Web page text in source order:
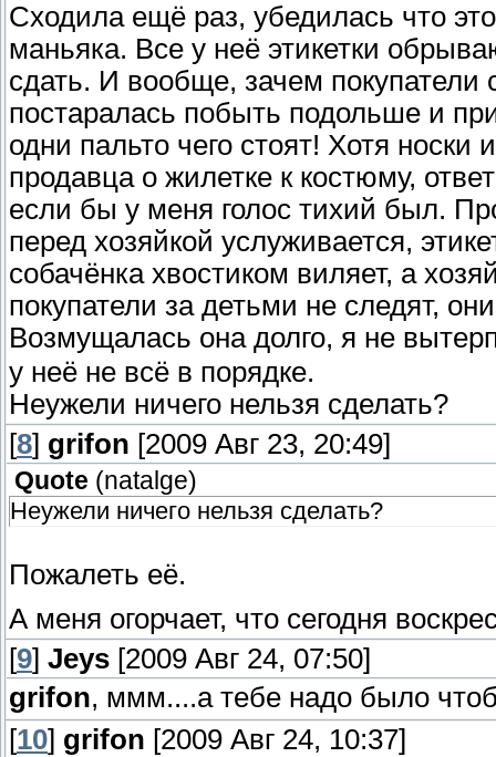
Сходила ещё раз, убедилась что
маньяка. Все у неё этикетки
сдать. И вообще, зачем
постаралась побыть подольше и
одни пальто чего стоят! Хотя носки
продавца о жилетке к костюму,
если бы у меня голос тихий был.
перед хозяйкой услуживается,
собачёнка хвостиком виляет, а
покупатели за детьми не следят,
Возмущалась она долго, я не
у неё не всё в порядке.
Неужели ничего нельзя сделать?
[8] grifon [2009 Авг 23, 20:49]
Quote (natalge)
Неужели ничего нельзя сделать?
Пожалеть её.
А меня огорчает, что сегодня
[9] Jeys [2009 Авг 24, 07:50]
grifon, ммм....а тебе надо было
[10] grifon [2009 Авг 24, 10:37]